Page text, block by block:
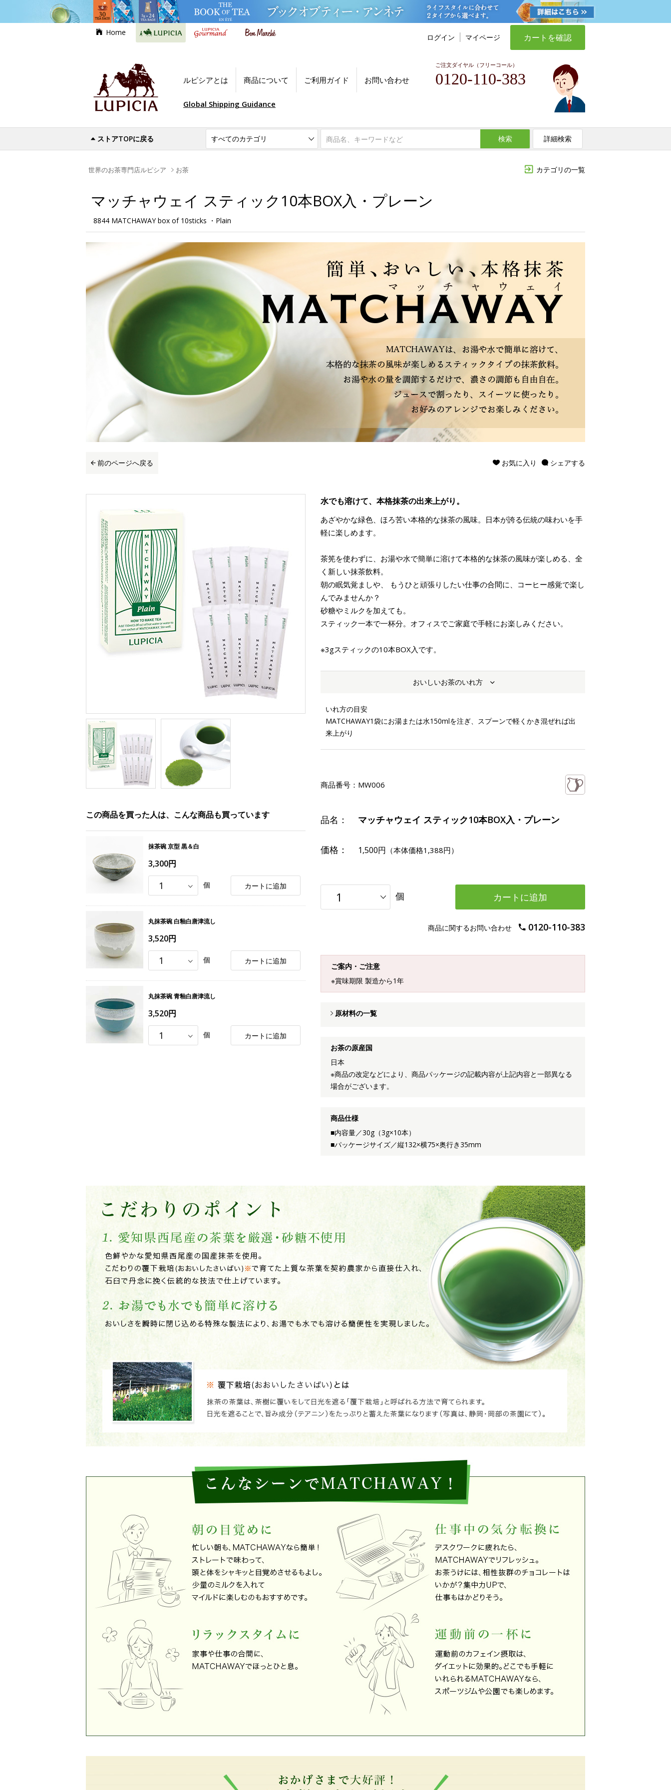
Home
ログイン マイページ カートを確認
ルピシアとは 商品について ご利用ガイド お問い合わせ
ご注文ダイヤル（フリーコール）
0120-110-383
Global Shipping Guidance
ストアTOPに戻る 検索 詳細検索
カテゴリの一覧
世界のお茶専門店ルピシア お茶
マッチャウェイ スティック10本BOX入・プレーン
8844 MATCHAWAY box of 10sticks ・Plain
前のページへ戻る シェアする
お気に入り
水でも溶けて、本格抹茶の出来上がり。
あざやかな緑色、ほろ苦い本格的な抹茶の風味。日本が誇る伝統の味わいを手
軽に楽しめます。
茶筅を使わずに、お湯や水で簡単に溶けて本格的な抹茶の風味が楽しめる、全
く新しい抹茶飲料。
朝の眠気覚ましや、 もうひと頑張りしたい仕事の合間に、コーヒー感覚で楽し
んでみませんか？
砂糖やミルクを加えても。
スティック一本で一杯分。オフィスでご家庭で手軽にお楽しみください。
※3gスティックの10本BOX入です。
おいしいお茶のいれ方
いれ方の目安
MATCHAWAY1袋にお湯または水150mlを注ぎ、スプーンで軽くかき混ぜれば出
来上がり
商品番号： MW006
品名： マッチャウェイ スティック10本BOX入・プレーン
価格： 1,500円 （本体価格1,388円）
個 カートに追加
商品に関するお問い合わせ 0120-110-383
ご案内・ご注意
※賞味期限 製造から1年
原材料の一覧
お茶の原産国
日本
※商品の改定などにより、商品パッケージの記載内容が上記内容と一部異なる
場合がございます。
商品仕様
■内容量／30g（3g×10本）
■パッケージサイズ／縦132×横75×奥行き35mm
この商品を買った人は、こんな商品も買っています
抹茶碗 京型 黒＆白
3,300円
個 カートに追加
丸抹茶碗 白釉白唐津流し
3,520円
個 カートに追加
丸抹茶碗 青釉白唐津流し
3,520円
個 カートに追加